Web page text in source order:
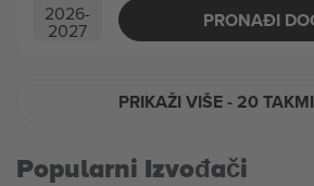
2026-
2027
PRONAĐI
PRIKAŽI VIŠE- 20
Popularni Izvođači